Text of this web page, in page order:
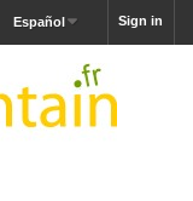
Sign in
Español